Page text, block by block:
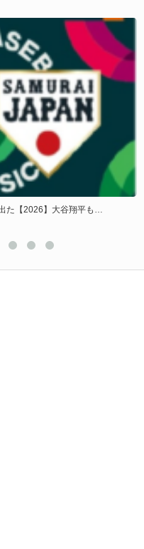
た【2026】大谷翔平も…